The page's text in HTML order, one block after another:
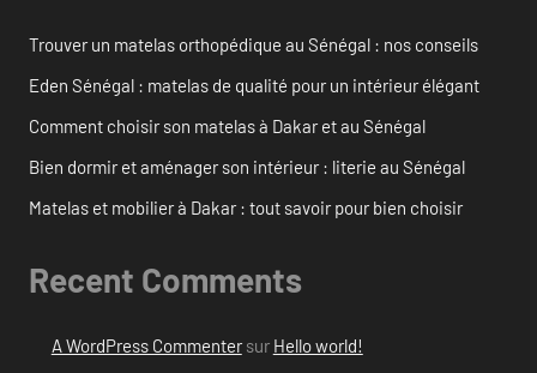
Trouver un matelas orthopédique au Sénégal : nos conseils
Eden Sénégal : matelas de qualité pour un intérieur élégant
Comment choisir son matelas à Dakar et au Sénégal
Bien dormir et aménager son intérieur : literie au Sénégal
Matelas et mobilier à Dakar : tout savoir pour bien choisir
Recent Comments
A WordPress Commentersur Hello world!